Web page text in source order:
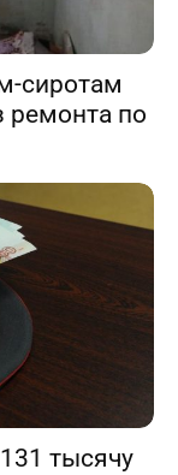
сиротам
ремонта по
тысячу